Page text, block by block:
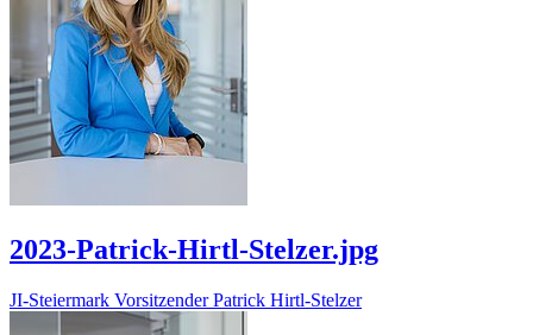
2023-Patrick-Hirtl-Stelzer.jpg
JI-Steiermark Vorsitzender Patrick Hirtl-Stelzer